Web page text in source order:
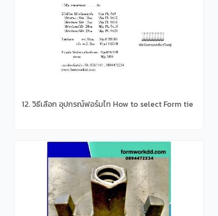
12. วิธีเลือก อุปกรณ์ฟอร์มไท How to select Form tie